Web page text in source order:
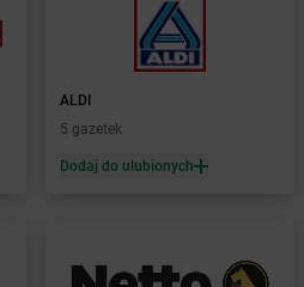
ALDI
5 gazetek
Dodaj do ulubionych